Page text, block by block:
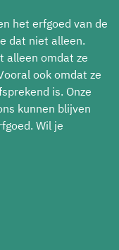
het erfgoed van de
dat niet alleen.
alleen omdat ze
ook omdat ze
is. Onze
kunnen blijven
Wil je